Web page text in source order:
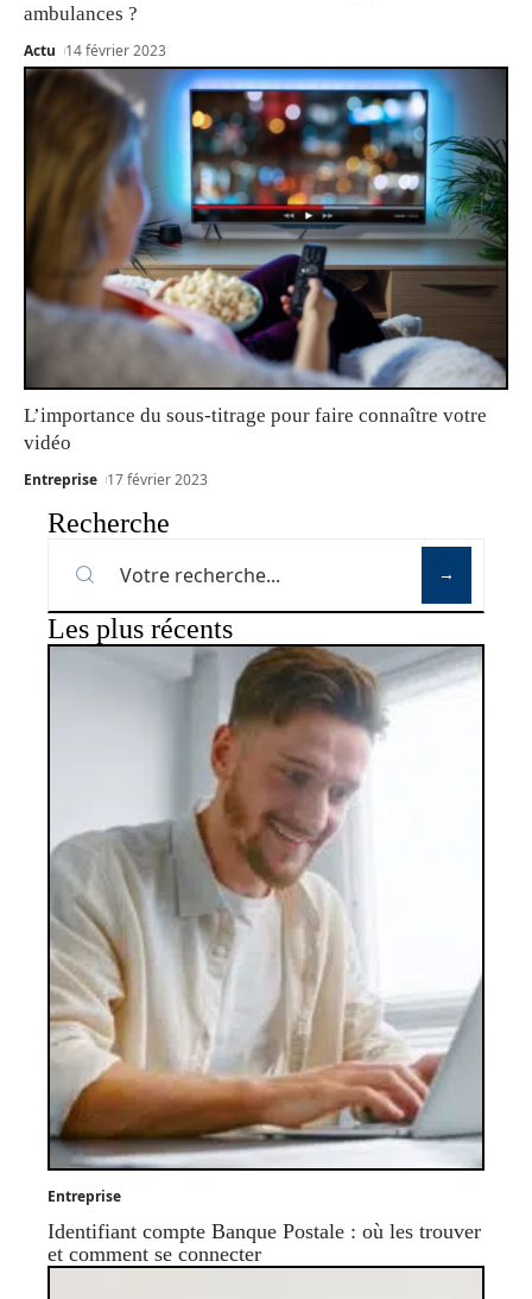
ambulances ?
Actu 14 février 2023
L’importance du sous-titrage pour faire connaître votre
vidéo
Entreprise 17 février 2023
Recherche
Les plus récents
Entreprise
Identifiant compte Banque Postale : où les trouver
et comment se connecter